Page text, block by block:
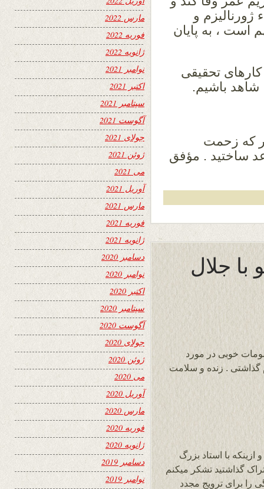
و
است ، به پایان
تحقیقی
شاهد باشیم.
که زحمت
ساختید . مؤفق
با جلال
خوبی در مورد
گذاشتی . زنده و سلامت
با استاد بزرگ
گذاشتید تشکر میکنم
را برای ترویج مجدد
مارس 2022
فوریه 2022
ژانویه 2022
نوامبر 2021
اکتبر 2021
سپتامبر 2021
آگوست 2021
جولای 2021
ژوئن 2021
می 2021
آوریل 2021
مارس 2021
فوریه 2021
ژانویه 2021
دسامبر 2020
نوامبر 2020
اکتبر 2020
سپتامبر 2020
آگوست 2020
جولای 2020
ژوئن 2020
می 2020
آوریل 2020
مارس 2020
فوریه 2020
ژانویه 2020
دسامبر 2019
نوامبر 2019